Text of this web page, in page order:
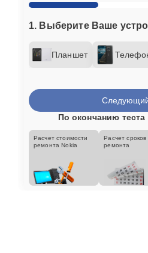
1. Выберите Ваше
Планшет
По окончанию
Расчет стоимости
ремонта Nokia
Расчет сроков
ремонта